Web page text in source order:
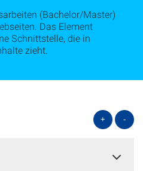
(Bachelor/Master)
Das Element
Schnittstelle, die in
zieht.
+ -